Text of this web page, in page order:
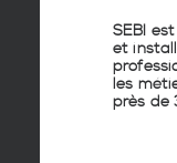
SEBI
et
les
près de